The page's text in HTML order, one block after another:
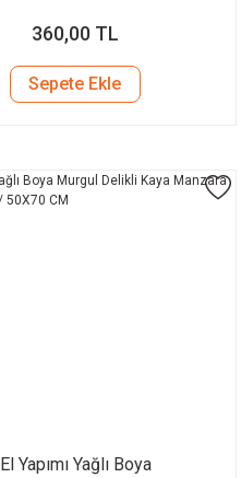
360,00 TL
Sepete Ekle
El Yapımı Yağlı Boya